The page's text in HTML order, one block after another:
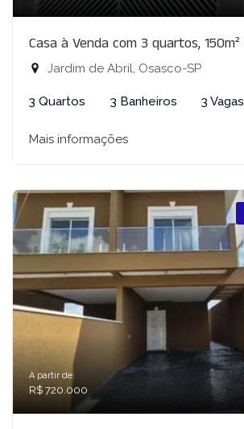
Casa à Venda com 3 quartos, 150m²
Jardim de Abril, Osasco-SP
3 Quartos 3 Banheiros 3 Vagas
Mais informações
A partir de:
R$ 720.000